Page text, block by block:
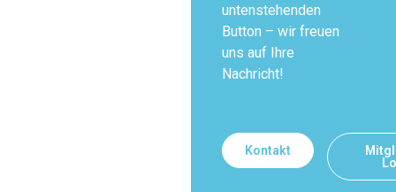
untenstehenden
Button – wir freuen
uns auf Ihre
Nachricht!
Kontakt